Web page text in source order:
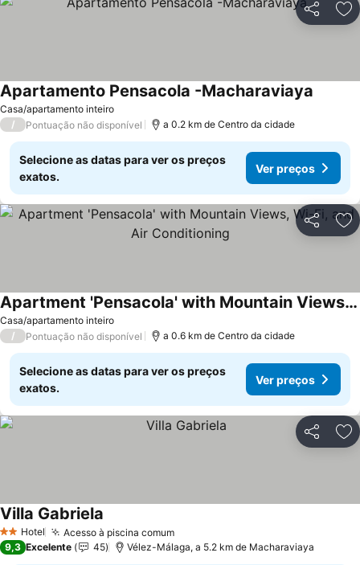
Partilhar
Casa/apartamento inteiro
Apartamento Pensacola -Macharaviaya
/ Pontuação não disponível a 0.2 km de Centro da cidade
Selecione as datas para ver os preços
exatos.
Ver preços
Partilhar
Casa/apartamento inteiro
Apartment 'Pensacola' with Mountain Views, Wi-Fi, and Air Conditioning
Ver preços
/ Pontuação não disponível a 0.6 km de Centro da cidade
Selecione as datas para ver os preços
exatos.
Ver preços
Partilhar
2 Estrelas
Hotel Acesso à piscina comumVer preços
Villa Gabriela
9,3 Excelente 45 Vélez-Málaga, a 5.2 km de Macharaviaya